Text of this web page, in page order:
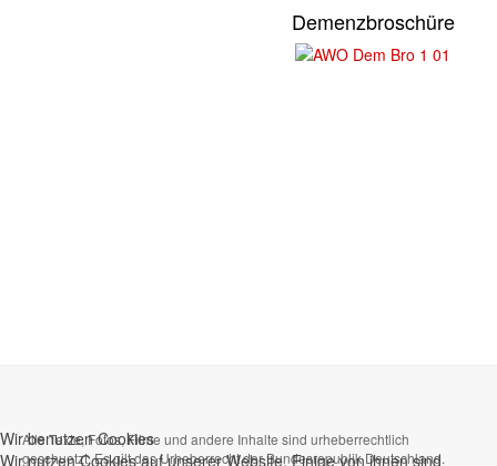
Demenzbroschüre
Alle Texte, Fotos, Filme und andere Inhalte sind urheberrechtlich
geschuetzt. Es gilt das Urheberrecht der Bundesrepublik Deutschland.
Wir benutzen Cookies
Wir nutzen Cookies auf unserer Website. Einige von ihnen sind